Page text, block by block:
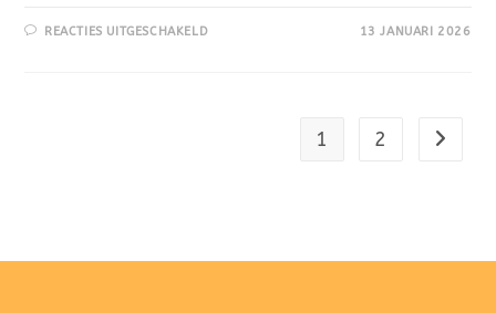
REACTIES UITGESCHAKELD 13 JANUARI 2026
1 2